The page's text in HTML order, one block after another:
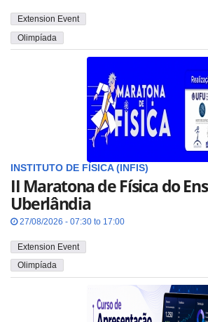
Extension Event
Olimpíada
INSTITUTO DE FÍSICA (INFIS)
II Maratona de Física do
Uberlândia
27/08/2026 - 07:30 to 17:00
Extension Event
Olimpíada